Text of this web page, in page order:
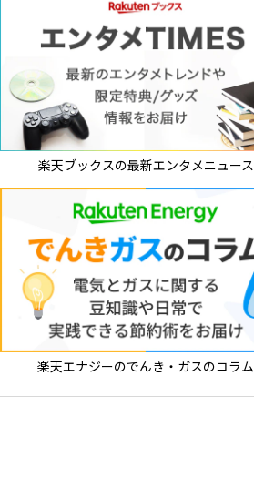
楽天ブックスの最新エンタメニュース
楽天エナジーのでんき・ガスのコラム